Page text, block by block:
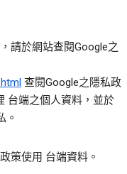
請於網站查閱Google之
查閱Google之隱私政
台端之個人資料，並於
。
策使用 台端資料。